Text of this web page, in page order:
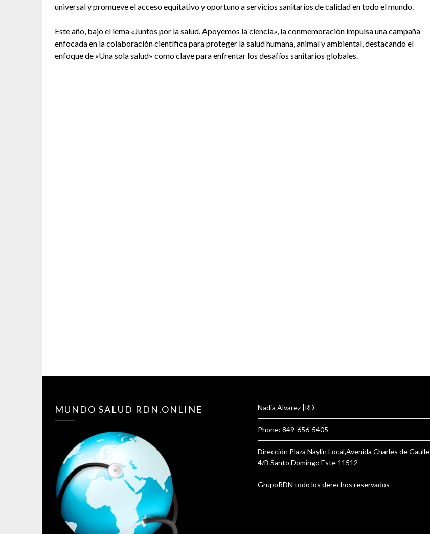
universal y promueve el acceso equitativo y oportuno a servicios sanitarios de calidad en todo el mundo.
Este año, bajo el lema «Juntos por la salud. Apoyemos la ciencia», la conmemoración impulsa una campaña
enfocada en la colaboración científica para proteger la salud humana, animal y ambiental, destacando el
enfoque de «Una sola salud» como clave para enfrentar los desafíos sanitarios globales.
MUNDO SALUD RDN.ONLINE Nadia Alvarez |RD
Phone: 849-656-5405
Dirección Plaza Naylin Local,Avenida Charles de Gaulle
4/B Santo Domingo Este 11512
GrupoRDN todo los derechos reservados